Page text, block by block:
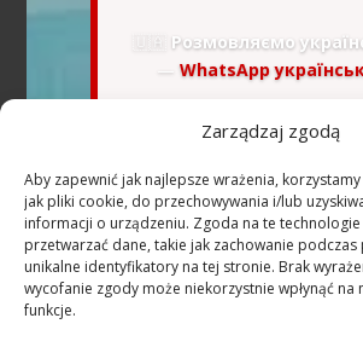
Zarządzaj zgodą
Aby zapewnić jak najlepsze wrażenia,
jak pliki cookie, do przechowywania i/lub
informacji o urządzeniu. Zgoda na te
przetwarzać dane, takie jak zachowanie
unikalne identyfikatory na tej stronie. Brak
wycofanie zgody może niekorzystnie wpłynąć na
funkcje.
🇺🇦 Розмовляємо
— WhatsApp
📷 Wyślij zdjęcia na
WhatsApp —
wstępna ocena
Poznaj krok po kroku, jak